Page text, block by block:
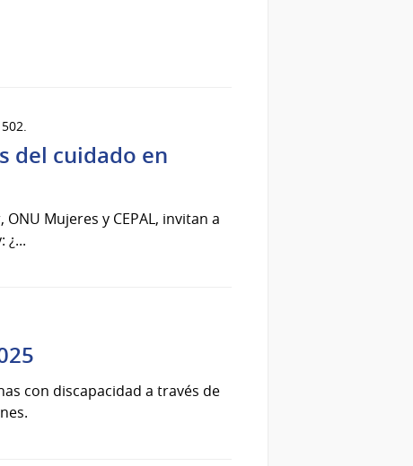
del cuidado en
Mujeres y CEPAL, invitan a
¿...
con discapacidad a través de